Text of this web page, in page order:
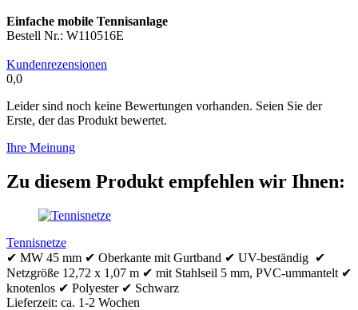
Einfache mobile Tennisanlage
Bestell Nr.: W110516E
Kundenrezensionen
0,0
Leider sind noch keine Bewertungen vorhanden. Seien Sie der
Erste, der das Produkt bewertet.
Ihre Meinung
Zu diesem Produkt empfehlen wir Ihnen:
Tennisnetze
✔ MW 45 mm ✔ Oberkante mit Gurtband ✔ UV-beständig ✔
Netzgröße 12,72 x 1,07 m ✔ mit Stahlseil 5 mm, PVC-ummantelt ✔
knotenlos ✔ Polyester ✔ Schwarz
Lieferzeit: ca. 1-2 Wochen